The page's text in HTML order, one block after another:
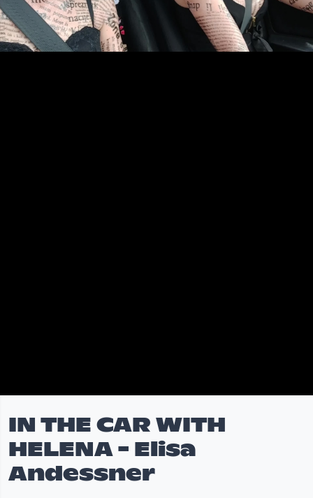
Video
IN THE CAR WITH
HELENA - Elisa
Andessner